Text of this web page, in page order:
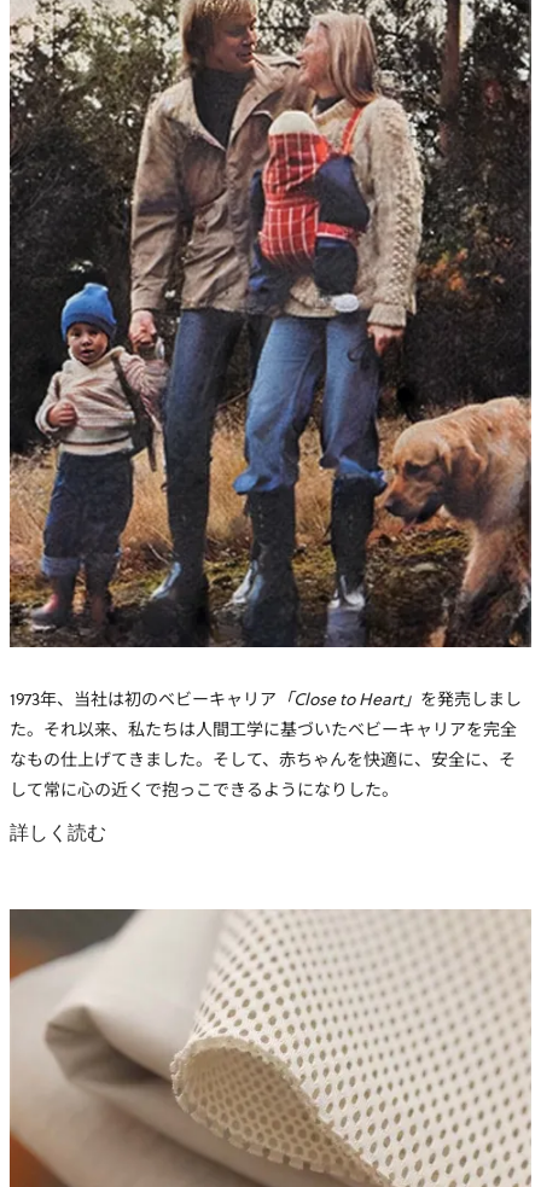
1973年、当社は初のベビーキャリア 「Close to Heart」 を発売しまし
た。それ以来、私たちは人間工学に基づいたベビーキャリアを完全
なもの仕上げてきました。そして、赤ちゃんを快適に、安全に、そ
して常に心の近くで抱っこできるようになりした。
詳しく読む